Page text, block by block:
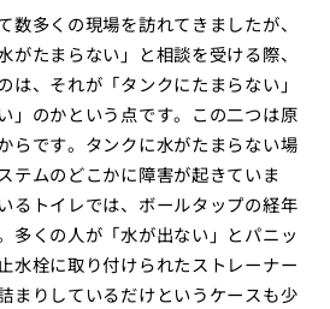
数多くの現場を訪れてきましたが、
がたまらない」と相談を受ける際、
は、それが「タンクにたまらない」
」のかという点です。この二つは原
らです。タンクに水がたまらない場
テムのどこかに障害が起きていま
るトイレでは、ボールタップの経年
多くの人が「水が出ない」とパニッ
水栓に取り付けられたストレーナー
まりしているだけというケースも少